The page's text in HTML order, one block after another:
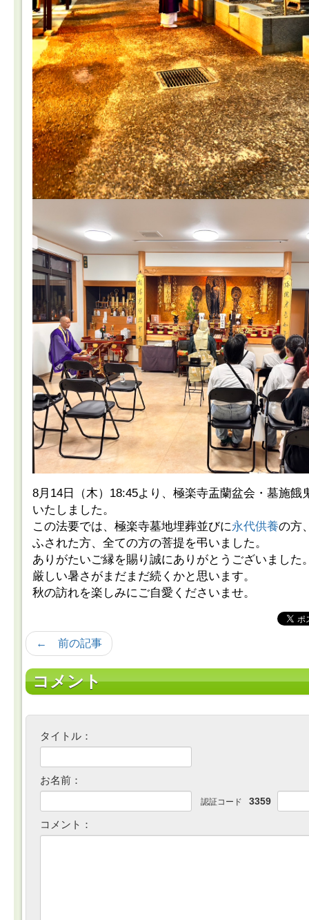
8月14日（木）18:45より、極楽寺盂蘭盆会・墓施餓
いたしました。
この法要では、極楽寺墓地埋葬並びに永代供養の方
ふされた方、全ての方の菩提を弔いました。
ありがたいご縁を賜り誠にありがとうございました
厳しい暑さがまだまだ続くかと思います。
秋の訪れを楽しみにご自愛くださいませ。
← 前の記事
コメント
タイトル：
お名前：
認証コード 3359
コメント：